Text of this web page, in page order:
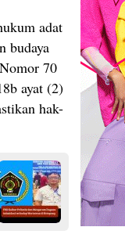
adat
budaya
70
ayat (2)
hak-